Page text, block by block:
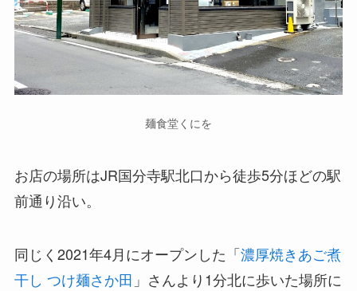
麺食堂くにを
お店の場所はJR国分寺駅北口から徒歩5分ほどの駅
前通り沿い。
同じく2021年4月にオープンした「濃厚焼きあご煮
干し つけ麺さか田 」さんより1分北に歩いた場所に